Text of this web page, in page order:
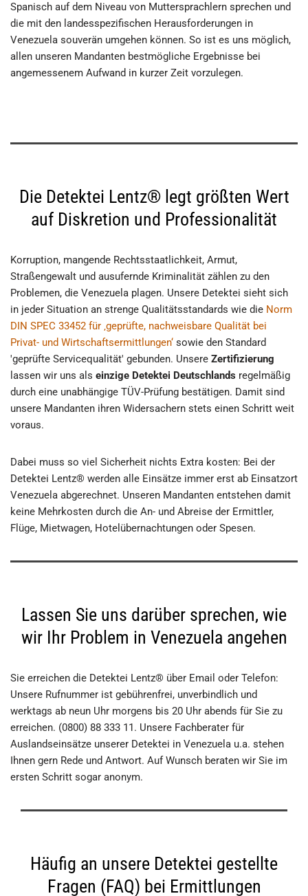
Spanisch auf dem Niveau von Muttersprachlern sprechen und
die mit den landesspezifischen Herausforderungen in
Venezuela souverän umgehen können. So ist es uns möglich,
allen unseren Mandanten bestmögliche Ergebnisse bei
angemessenem Aufwand in kurzer Zeit vorzulegen.
Die Detektei Lentz® legt größten Wert
auf Diskretion und Professionalität
Korruption, mangende Rechtsstaatlichkeit, Armut,
Straßengewalt und ausufernde Kriminalität zählen zu den
Problemen, die Venezuela plagen. Unsere Detektei sieht sich
in jeder Situation an strenge Qualitätsstandards wie die Norm
DIN SPEC 33452 für ‚geprüfte, nachweisbare Qualität bei
Privat- und Wirtschaftsermittlungen‘ sowie den Standard
'geprüfte Servicequalität' gebunden. Unsere Zertifizierung
lassen wir uns als einzige Detektei Deutschlands regelmäßig
durch eine unabhängige TÜV-Prüfung bestätigen. Damit sind
unsere Mandanten ihren Widersachern stets einen Schritt weit
voraus.
Dabei muss so viel Sicherheit nichts Extra kosten: Bei der
Detektei Lentz® werden alle Einsätze immer erst ab Einsatzort
Venezuela abgerechnet. Unseren Mandanten entstehen damit
keine Mehrkosten durch die An- und Abreise der Ermittler,
Flüge, Mietwagen, Hotelübernachtungen oder Spesen.
Lassen Sie uns darüber sprechen, wie
wir Ihr Problem in Venezuela angehen
Sie erreichen die Detektei Lentz® über Email oder Telefon:
Unsere Rufnummer ist gebührenfrei, unverbindlich und
werktags ab neun Uhr morgens bis 20 Uhr abends für Sie zu
erreichen. (0800) 88 333 11. Unsere Fachberater für
Auslandseinsätze unserer Detektei in Venezuela u.a. stehen
Ihnen gern Rede und Antwort. Auf Wunsch beraten wir Sie im
ersten Schritt sogar anonym.
Häufig an unsere Detektei gestellte
Fragen (FAQ) bei Ermittlungen